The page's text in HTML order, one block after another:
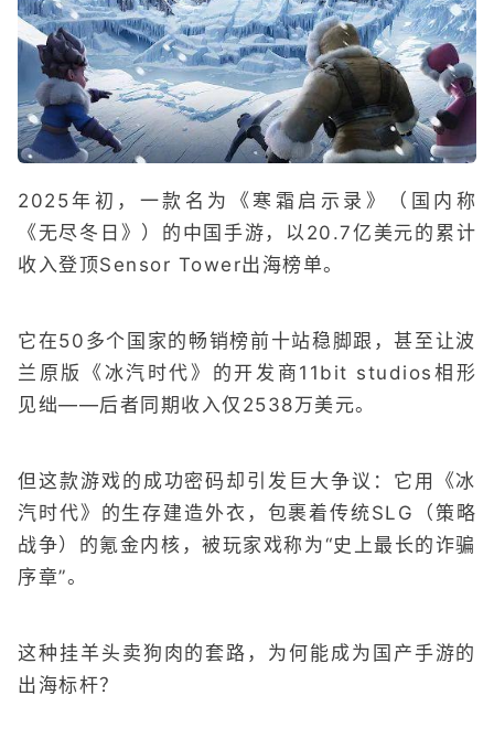
2025年初，一款名为《寒霜启示录》（国内称
《无尽冬日》）的中国手游，以20.7亿美元的累计
收入登顶Sensor Tower出海榜单。
它在50多个国家的畅销榜前十站稳脚跟，甚至让波
兰原版《冰汽时代》的开发商11bit studios相形
见绌——后者同期收入仅2538万美元。
但这款游戏的成功密码却引发巨大争议：它用《冰
汽时代》的生存建造外衣，包裹着传统SLG（策略
战争）的氪金内核，被玩家戏称为“史上最长的诈骗
序章”。
这种挂羊头卖狗肉的套路，为何能成为国产手游的
出海标杆？